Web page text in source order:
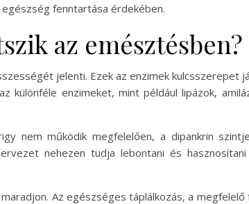
fenntartása érdekében.
az emésztésben?
jelenti. Ezek az enzimek kulcsszerepet
különféle enzimeket, mint például lipázok,
nem működik megfelelően, a dipankrin
nehezen tudja lebontani és
Az egészséges táplálkozás, a